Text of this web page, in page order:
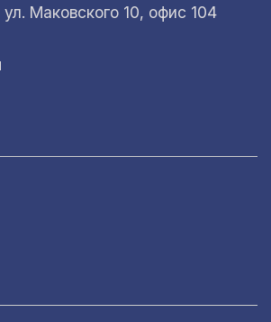
Маковского 10, офис 104